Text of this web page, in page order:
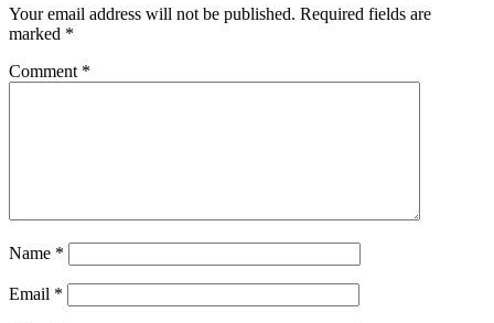
Your email address will not be published. Required fields are
marked *
Comment *
Name *
Email *